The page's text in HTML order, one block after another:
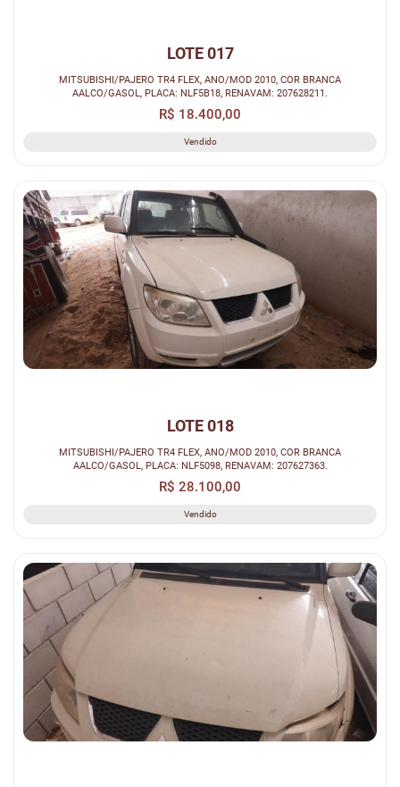
LOTE 017
MITSUBISHI/PAJERO TR4 FLEX, ANO/MOD 2010, COR BRANCA
AALCO/GASOL, PLACA: NLF5B18, RENAVAM: 207628211.
R$ 18.400,00
Vendido
LOTE 018
MITSUBISHI/PAJERO TR4 FLEX, ANO/MOD 2010, COR BRANCA
AALCO/GASOL, PLACA: NLF5098, RENAVAM: 207627363.
R$ 28.100,00
Vendido